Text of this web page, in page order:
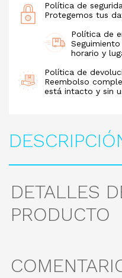
Política de
Protegemos tus
Política de
horario y
Política de
Reembolso
está intacto y sin
DETALLES
PRODUCTO